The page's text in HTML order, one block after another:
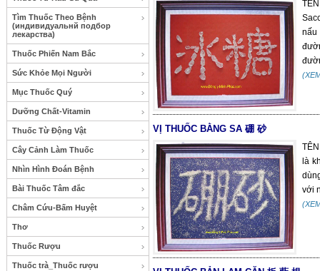
Tìm Thuốc Theo Bệnh
(индивидуальнй подбор
лекарства)
Thuốc Phiến Nam Bắc
Sức Khỏe Mọi Người
Mục Thuốc Quý
Dưỡng Chất-Vitamin
Thuốc Từ Động Vật
Cây Cảnh Làm Thuốc
Nhìn Hình Đoán Bệnh
Bài Thuốc Tâm đắc
Châm Cứu-Bấm Huyệt
Thơ
Thuốc Rượu
Thuốc trà_Thuốc rượu
nấu
VỊ THUỐC BẰNG SA 硼 砂
là
với